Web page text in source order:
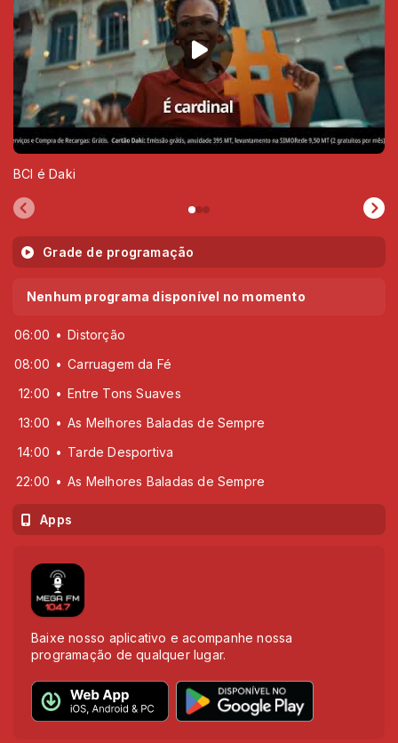
BCI é Daki
Grade de programação
Nenhum programa disponível no momento
06:00
Distorção
08:00
Carruagem da Fé
12:00
Entre Tons Suaves
13:00
As Melhores Baladas de Sempre
14:00
Tarde Desportiva
22:00
As Melhores Baladas de Sempre
Apps
Baixe nosso aplicativo e acompanhe nossa
programação de qualquer lugar.